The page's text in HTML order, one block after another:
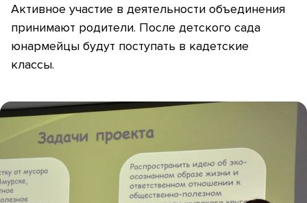
Активное участие в деятельности объединения
принимают родители. После детского сада
юнармейцы будут поступать в кадетские
классы.